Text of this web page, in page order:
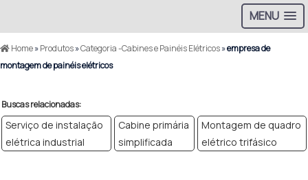
MENU
Home»Produtos»Categoria -Cabines e Painéis Elétricos»empresa de
montagem de painéis elétricos
Buscas relacionadas:
Serviço de instalação
elétrica industrial
Cabine primária
simplificada
Montagem de quadro
elétrico trifásico